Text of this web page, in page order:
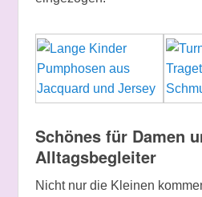
Schönes für Damen
Alltagsbegleiter
Nicht nur die Kleinen